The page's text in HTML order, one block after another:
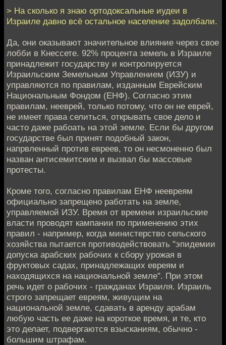
> На сколько я знаю ортодоксальные иудеи в
Израиле давно всё остальное население задолбали.
Да, они оказывают значительное влияние через свое
лобби в Кнессете. 92% процента земель в Израиле
принадлежит государству и контролируется
Израильским Земельным Управлением (ИЗУ) и
управляются по правилам, изданным Еврейским
Национальным Фондом (ЕНФ). Согласно этим
правилам, нееврей, только потому, что он не еврей,
не имеет права селиться, открывать свое дело и
часто даже рабоать на этой земле. Если бы другом
государстве был принят подобный закон,
напрвленный против евреев, то он несмоненно был
назван антисемитским и вызвал бы массовые
протесты.
Кроме того, согласно правилам ЕНФ неевреям
официально запрещено работать на земле,
управляемой ИЗУ. Время от времени израильские
власти проводят кампании по применению этих
правил - например, когда министерство сельского
хозяйства пытается противодействовать "эпидемии
допуска арабских рабочих к сбору урожая в
фруктовых садах, принадлежащих евреям и
находящихся на национальной земле". При этом
речь идет о рабочих - гражданах Израиля. Израиль
строго запрещает евреям, живущим на
национальной земле, сдавать в аренду арабам
любую часть ее даже на короткое время, и те, кто
это делает, подвергаются взысканиям, обычно -
большим штрафам.